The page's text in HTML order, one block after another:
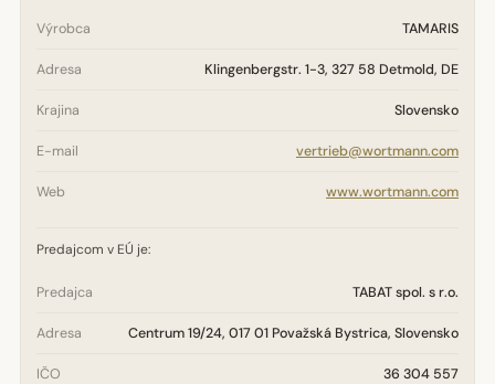
Výrobca TAMARIS
Adresa Klingenbergstr. 1-3, 327 58 Detmold, DE
Krajina Slovensko
E-mail vertrieb@wortmann.com
Web www.wortmann.com
Predajcom v EÚ je:
Predajca TABAT spol. s r.o.
Adresa Centrum 19/24, 017 01 Považská Bystrica, Slovensko
IČO 36 304 557